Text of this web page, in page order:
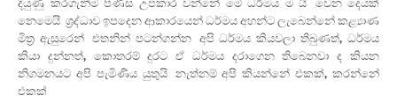
නෙමෙයි. ශ්‍රද්ධාව ඉපදෙන ආකාරයෙන් ධර්මය අහන්ට ලැබෙන්නේ කළ්‍යාණ
මිත්‍ර ඇසුරෙන්. එතනින් පටන්ගන්න. අපි ධර්මය කියවලා තිබුණත්, ධර්මය
කියා දුන්නත්, කොතරම් දුරට ඒ ධර්මය දරාගෙන තිබෙනවා ද කියන
නිගමනයට අපි පැමිණිය යුතුයි. නැත්නම් අපි කියන්නේ එකක්, කරන්නේ
එකක්.